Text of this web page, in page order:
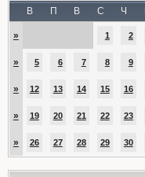
В П В С Ч
» 1 2
» 5 6 7 8 9
» 12 13 14 15 16
» 19 20 21 22 23
» 26 27 28 29 30